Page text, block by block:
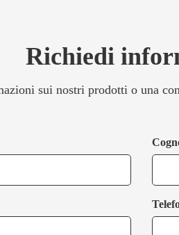
Richiedi
sui nostri prodotti o una